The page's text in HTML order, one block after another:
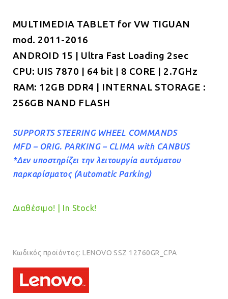
was:
€749.00.
τιμή
€699.00.
MULTIMEDIA TABLET for VW TIGUAN
mod. 2011-2016
ANDROID 15 | Ultra Fast Loading 2sec
CPU: UIS 7870 | 64 bit | 8 CORE | 2.7GHz
RAM: 12GB DDR4 | INTERNAL STORAGE :
256GB NAND FLASH
SUPPORTS STEERING WHEEL COMMANDS
MFD – ORIG. PARKING – CLIMA with CANBUS
*Δεν υποστηρίζει την λειτουργία αυτόματου
παρκαρίσματος (Automatic Parking)
Διαθέσιμο! | In Stock!
Κωδικός προϊόντος:LENOVO SSZ 12760GR_CPA